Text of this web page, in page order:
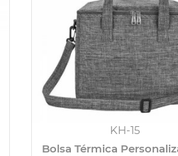
KH-15
Bolsa Térmica